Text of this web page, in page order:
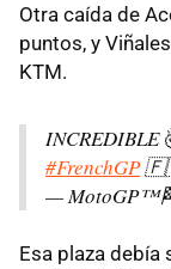
Otra caída de
puntos, y
KTM.
INCREDIBLE
#FrenchGP
—
Esa plaza debía